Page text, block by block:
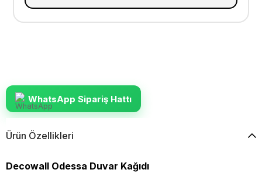
WhatsApp Sipariş Hattı
Ürün Özellikleri
Decowall Odessa Duvar Kağıdı